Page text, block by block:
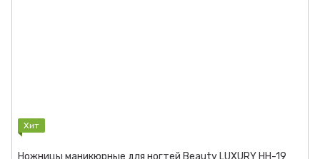
Хит
Ножницы маникюрные для ногтей Beauty LUXURY HH-19